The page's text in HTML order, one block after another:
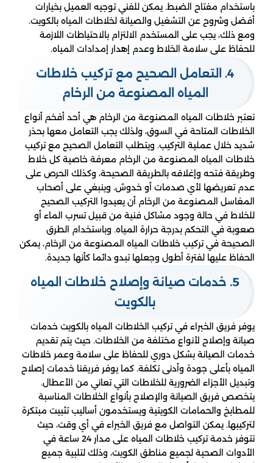
باستخدام مفتاح الضبط. يمكن للفني توجيه العميل بخيارات
أفضل وشروح عن التشغيل والصيانة لخلاطات المياه بالكويت.
ومع ذلك، يجب على المستخدم الالتزام بالاحتياطات اللازمة
للحفاظ على سلامة الخلاط وعدم إهدار إمدادات المياه.
4. التعامل الصحيح مع تركيب خلاطات
المياه المصنوعة من الرخام
تعتبر خلاطات المياه المصنوعة من الرخام هي أحد أفخم أنواع
الخلاطات المتاحة في السوق، ولذلك يجب التعامل معها بحذر
شديد خلال عملية التركيب. ويتطلب التعامل الصحيح مع تركيب
خلاطات المياه المصنوعة من الرخام معرفة خاصية كل خلاط
وطريقة فتحه وإغلاقه بالطريقة الصحيحة، وكذلك الحرص على
عدم تعريضها لأي صدمات أو خدوش. وينبغي على أصحاب
المغاسل المصنوعة من الرخام أن يعيدوا التركيب الصحيح
للخلاط في حالة وجود مشاكل فنية من قبيل تسرب الماء أو
صعوبة في التحكم بدرجة حرارة المياه. وباستخدام الطرق
الصحيحة في تركيب خلاطات المياه المصنوعة من الرخام، يمكن
الحفاظ عليها لفترة أطول وجعلها تبدو دائما كأنها جديدة.
5. خدمات صيانة وإصلاح خلاطات المياه
بالكويت
يوفر فريق الخبراء في تركيب الخلاطات المياه بالكويت خدمات
صيانة وإصلاح لأنواع مختلفة من الخلاطات. حيث يتم تقديم
خدمات الصيانة بشكل دوري للحفاظ على سلامة وعمر خلاطات
المياه بأعلى جودة وأدنى تكلفة. كما يوفر فريقنا خدمات إصلاح
وتبديل الأجزاء الضرورية للخلاطات التي تعاني من الأعطال.
يتخصص فريق الصيانة والإصلاح بأنواع الخلاطات المناسبة
للمطابخ والحمامات الكويتية ويستخدمون أساليب تثبيت مبتكرة
لتركيبها. يمكن التواصل مع فريق الخبراء في أي وقت، حيث
تتوفر خدمة تركيب خلاطات المياه على مدار 24 ساعة في
الأدوات الصحية لجميع مناطق الكويت، وذلك لتلبية جميع